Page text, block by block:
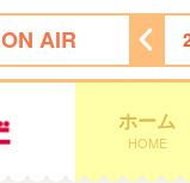
ON AIR
25:25 ゴッドタン
ホーム
HOME